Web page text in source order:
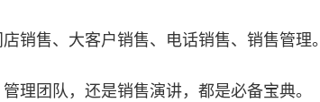
销售、大客户销售、电话销售、销售管理。
理团队，还是销售演讲，都是必备宝典。